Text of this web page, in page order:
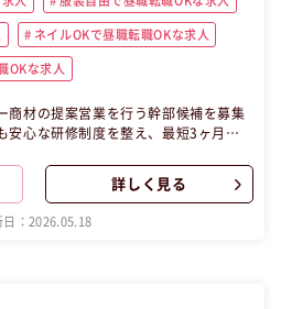
ネイルOKで昼職転職OKな求人
OKな求人
商材の提案営業を行う幹部候補を募集
安心な研修制度を整え、最短3ヶ月で
に本質的な価値を提供します。急成
酬とキャリアアップのチャンスが豊富
える環境がここにあります。元夜職の
求人は東京都千代田区正社員営業の昼
詳しく見る
日：2026.05.18